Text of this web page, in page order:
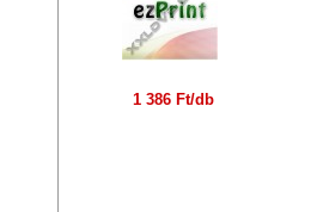
1 386 Ft/db